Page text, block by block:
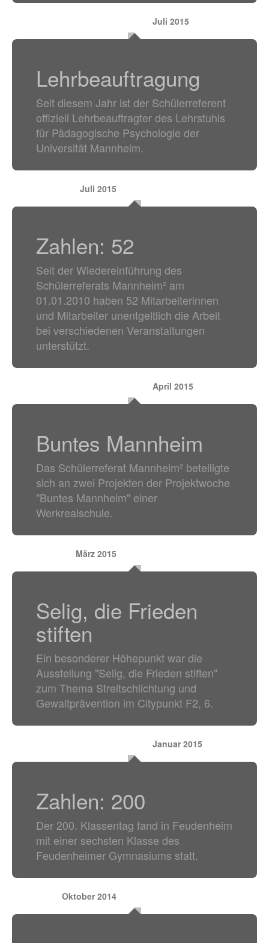
Juli 2015
Lehrbeauftragung
Seit diesem Jahr ist der Schülerreferent
offiziell Lehrbeauftragter des Lehrstuhls
für Pädagogische Psychologie der
Universität Mannheim.
Juli 2015
Zahlen: 52
Seit der Wiedereinführung des
Schülerreferats Mannheim² am
01.01.2010 haben 52 Mitarbeiterinnen
und Mitarbeiter unentgeltlich die Arbeit
bei verschiedenen Veranstaltungen
unterstützt.
April 2015
Buntes Mannheim
Das Schülerreferat Mannheim² beteiligte
sich an zwei Projekten der Projektwoche
"Buntes Mannheim" einer
Werkrealschule.
März 2015
Selig, die Frieden
stiften
Ein besonderer Höhepunkt war die
Ausstellung "Selig, die Frieden stiften"
zum Thema Streitschlichtung und
Gewaltprävention im Citypunkt F2, 6.
Januar 2015
Zahlen: 200
Der 200. Klassentag fand in Feudenheim
mit einer sechsten Klasse des
Feudenheimer Gymnasiums statt.
Oktober 2014